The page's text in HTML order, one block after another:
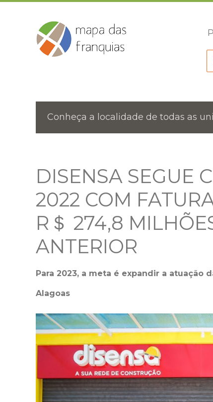
Conheça a localidade de todas as
DISENSA SEGUE
2022 COM
R＄ 274,8
ANTERIOR
Para 2023, a meta é expandir a atuação
Alagoas